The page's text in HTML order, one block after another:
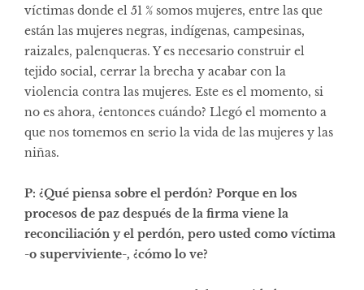
víctimas donde el 51 % somos mujeres, entre las que
están las mujeres negras, indígenas, campesinas,
raizales, palenqueras. Y es necesario construir el
tejido social, cerrar la brecha y acabar con la
violencia contra las mujeres. Este es el momento, si
no es ahora, ¿entonces cuándo? Llegó el momento a
que nos tomemos en serio la vida de las mujeres y las
niñas.
P: ¿Qué piensa sobre el perdón? Porque en los
procesos de paz después de la firma viene la
reconciliación y el perdón, pero usted como víctima
-o superviviente-, ¿cómo lo ve?